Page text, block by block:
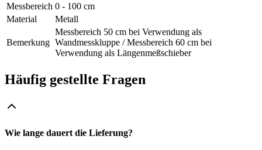
Messbereich 0 - 100 cm
Material
Metall
Bemerkung
Messbereich 50 cm bei Verwendung als
Wandmesskluppe / Messbereich 60 cm bei
Verwendung als Längenmeßschieber
Häufig gestellte Fragen
Wie lange dauert die Lieferung?